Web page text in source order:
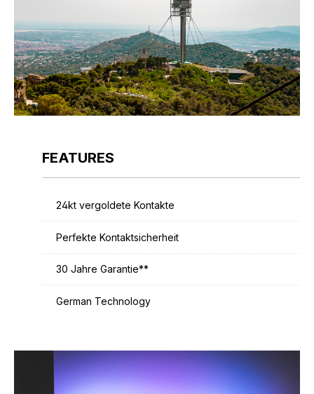
FEATURES
24kt vergoldete Kontakte
Perfekte Kontaktsicherheit
30 Jahre Garantie**
German Technology